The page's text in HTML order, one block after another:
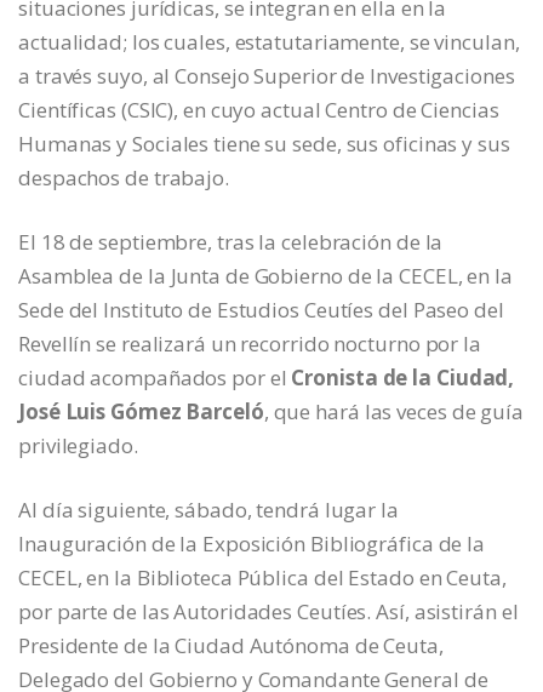
situaciones jurídicas, se integran en ella en la
actualidad; los cuales, estatutariamente, se vinculan,
a través suyo, al Consejo Superior de Investigaciones
Científicas (CSIC), en cuyo actual Centro de Ciencias
Humanas y Sociales tiene su sede, sus oficinas y sus
despachos de trabajo.
El 18 de septiembre, tras la celebración de la
Asamblea de la Junta de Gobierno de la CECEL, en la
Sede del Instituto de Estudios Ceutíes del Paseo del
Revellín se realizará un recorrido nocturno por la
ciudad acompañados por el Cronista de la Ciudad,
José Luis Gómez Barceló, que hará las veces de guía
privilegiado.
Al día siguiente, sábado, tendrá lugar la
Inauguración de la Exposición Bibliográfica de la
CECEL, en la Biblioteca Pública del Estado en Ceuta,
por parte de las Autoridades Ceutíes. Así, asistirán el
Presidente de la Ciudad Autónoma de Ceuta,
Delegado del Gobierno y Comandante General de